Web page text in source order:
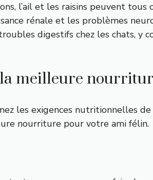
l’ail et les raisins peuvent
rénale et les problèmes
digestifs chez les chats, y
meilleure
les exigences nutritionnelles
nourriture pour votre ami félin.